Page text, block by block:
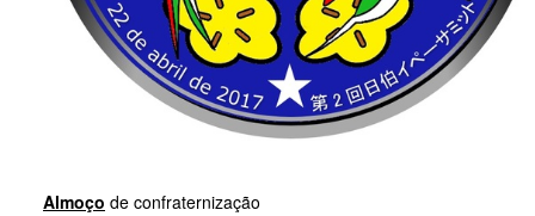
Almoço de confraternização